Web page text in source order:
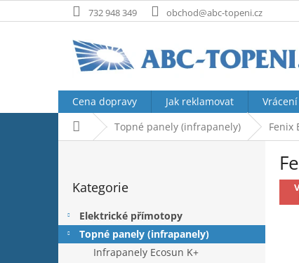
na
732 948 349 obchod@abc-topeni.cz
Cena dopravy Jak reklamovat
Domů Topné panely (infrapanely) Fenix
a
n
kategorie
Kategorie
Elektrické přímotopy
Topné panely (infrapanely)
Infrapanely Ecosun K+